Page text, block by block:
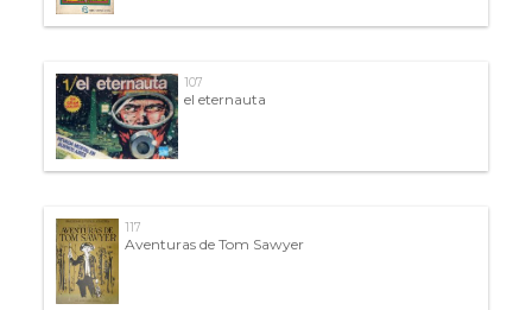
107
el eternauta
117
Aventuras de Tom Sawyer